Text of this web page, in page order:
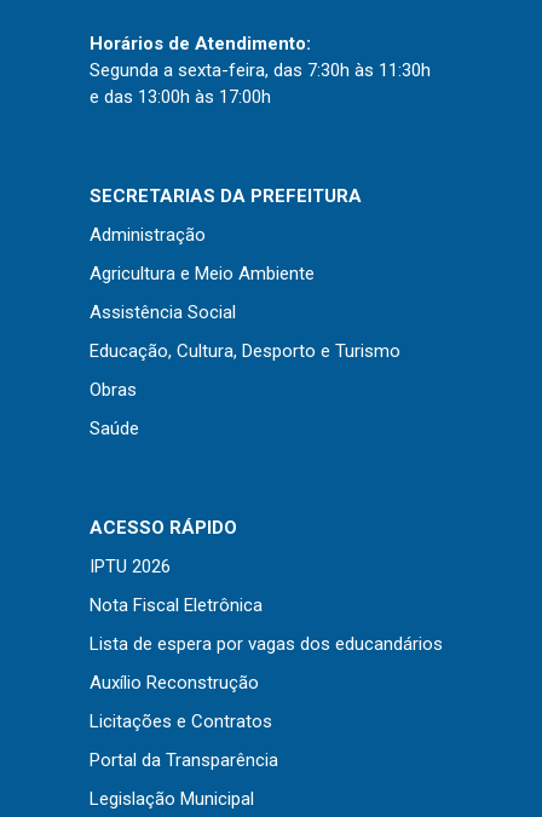
Usamos cookies em nosso site para fornecer a
preferências e visitas repetidas. Ao clicar em
cookies..
Horários de Atendimento:
Segunda a sexta-feira, das 7:30h às 11:30h
e das 13:00h às 17:00h
SECRETARIAS DA PREFEITURA
Administração
Agricultura e Meio Ambiente
Assistência Social
Educação, Cultura, Desporto e Turismo
Obras
Saúde
ACESSO RÁPIDO
IPTU 2026
Nota Fiscal Eletrônica
Lista de espera por vagas dos educandários
Auxílio Reconstrução
Licitações e Contratos
Portal da Transparência
Legislação Municipal